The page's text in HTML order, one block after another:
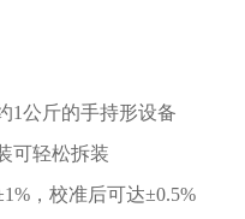
1公斤的手持形设备
可轻松拆装
，校准后可达±0.5%